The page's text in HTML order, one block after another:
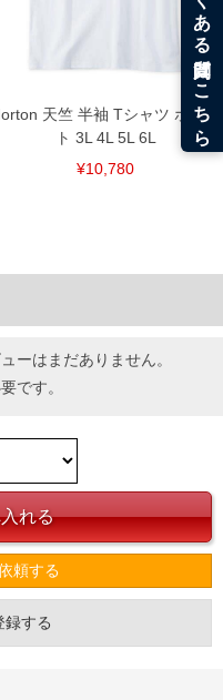
天竺 半袖 Tシャツ ホワイ
ト 3L 4L 5L 6L
¥10,780
ーはまだありません。
です。
頼する
録する